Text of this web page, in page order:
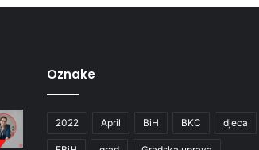
Oznake
2022 April BiH BKC djeca